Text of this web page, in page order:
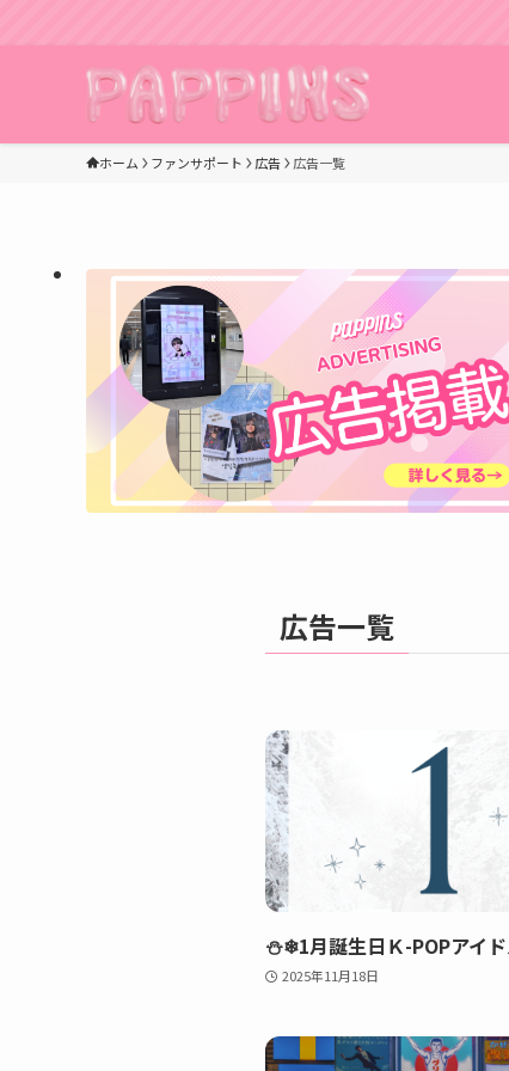
ホーム ファンサポート 広告 広告一覧
広告一覧
⛄❄1月誕生日Ｋ-POPアイ
2025年11月18日